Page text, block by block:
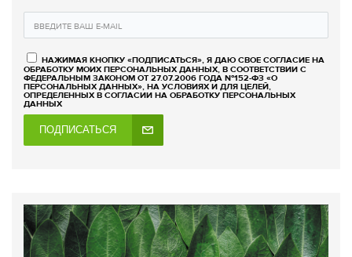
НАЖИМАЯ КНОПКУ «ПОДПИСАТЬСЯ», Я ДАЮ СВОЕ СОГЛАСИЕ НА
ОБРАБОТКУ МОИХ ПЕРСОНАЛЬНЫХ ДАННЫХ, В СООТВЕТСТВИИ С
ФЕДЕРАЛЬНЫМ ЗАКОНОМ ОТ 27.07.2006 ГОДА №152-ФЗ «О
ПЕРСОНАЛЬНЫХ ДАННЫХ», НА УСЛОВИЯХ И ДЛЯ ЦЕЛЕЙ,
ОПРЕДЕЛЕННЫХ В СОГЛАСИИ НА ОБРАБОТКУ ПЕРСОНАЛЬНЫХ
ДАННЫХ
ПОДПИСАТЬСЯ